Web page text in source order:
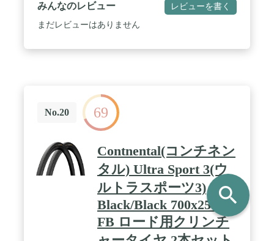
みんなのレビュー レビューを書く
まだレビューはありません
No.20 69
Contnental(コンチネン
タル) Ultra Sport 3(ウ
ルトラスポーツ3)
Black/Black 700x25C
FB ロード用クリンチ
search